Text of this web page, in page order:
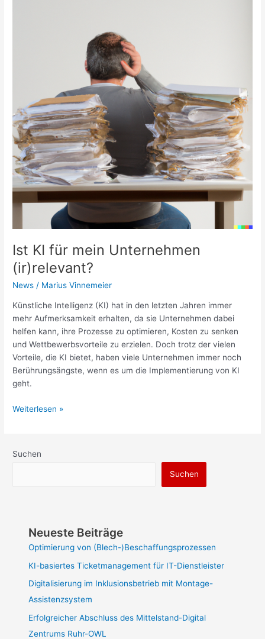
Ist KI für mein Unternehmen
(ir)relevant?
News / Marius Vinnemeier
Künstliche Intelligenz (KI) hat in den letzten Jahren immer
mehr Aufmerksamkeit erhalten, da sie Unternehmen dabei
helfen kann, ihre Prozesse zu optimieren, Kosten zu senken
und Wettbewerbsvorteile zu erzielen. Doch trotz der vielen
Vorteile, die KI bietet, haben viele Unternehmen immer noch
Berührungsängste, wenn es um die Implementierung von KI
geht.
Weiterlesen »
Suchen
Suchen
Neueste Beiträge
Optimierung von (Blech-)Beschaffungsprozessen
KI-basiertes Ticketmanagement für IT-Dienstleister
Digitalisierung im Inklusionsbetrieb mit Montage-
Assistenzsystem
Erfolgreicher Abschluss des Mittelstand-Digital
Zentrums Ruhr-OWL